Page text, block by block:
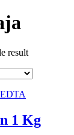
result
1 Kg